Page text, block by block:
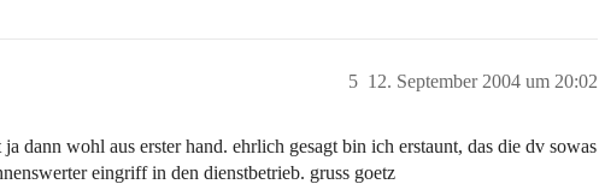
12. September 2004 um 20:02
5
dann wohl aus erster hand. ehrlich gesagt bin ich erstaunt, das die dv sowas
eingriff in den dienstbetrieb. gruss goetz